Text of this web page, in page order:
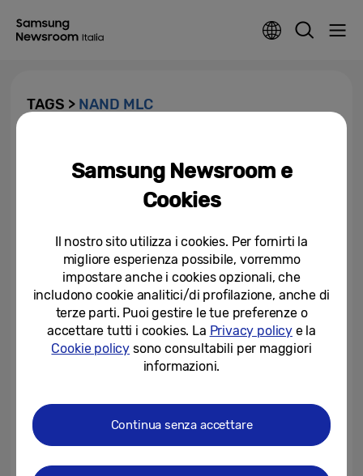
TAGS > NAND MLC
QVO. Capacità di archiviazione
multi terabyte ad un prezzo...
Samsung Newsroom e
Cookies
Il nostro sito utilizza i cookies. Per fornirti la
migliore esperienza possibile, vorremmo
impostare anche i cookies opzionali, che
includono cookie analitici/di profilazione, anche di
terze parti. Puoi gestire le tue preferenze o
accettare tutti i cookies. La Privacy policye la
Cookie policy sono consultabili per maggiori
informazioni.
Continua senza accettare